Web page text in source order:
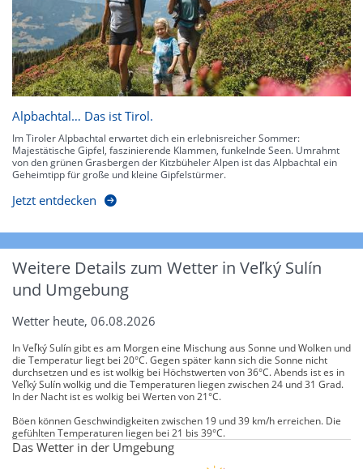
Alpbachtal… Das ist Tirol.
Im Tiroler Alpbachtal erwartet dich ein erlebnisreicher Sommer:
Majestätische Gipfel, faszinierende Klammen, funkelnde Seen. Umrahmt
von den grünen Grasbergen der Kitzbüheler Alpen ist das Alpbachtal ein
Geheimtipp für große und kleine Gipfelstürmer.
Jetzt entdecken
Weitere Details zum Wetter in Veľký Sulín
und Umgebung
Wetter heute, 06.08.2026
In Veľký Sulín gibt es am Morgen eine Mischung aus Sonne und Wolken und
die Temperatur liegt bei 20°C. Gegen später kann sich die Sonne nicht
durchsetzen und es ist wolkig bei Höchstwerten von 36°C. Abends ist es in
Veľký Sulín wolkig und die Temperaturen liegen zwischen 24 und 31 Grad.
In der Nacht ist es wolkig bei Werten von 21°C.
Böen können Geschwindigkeiten zwischen 19 und 39 km/h erreichen. Die
gefühlten Temperaturen liegen bei 21 bis 39°C.
Das Wetter in der Umgebung